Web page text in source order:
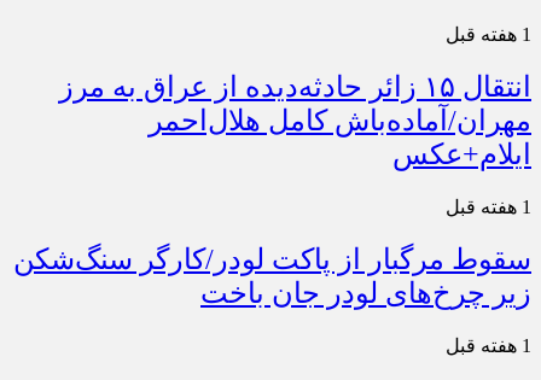
1 هفته قبل
انتقال ۱۵ زائر حادثه‌دیده از عراق به مرز
مهران/آماده‌باش کامل هلال‌احمر
ایلام+عکس
1 هفته قبل
سقوط مرگبار از پاکت لودر/کارگر سنگ‌شکن
زیر چرخ‌های لودر جان باخت
1 هفته قبل